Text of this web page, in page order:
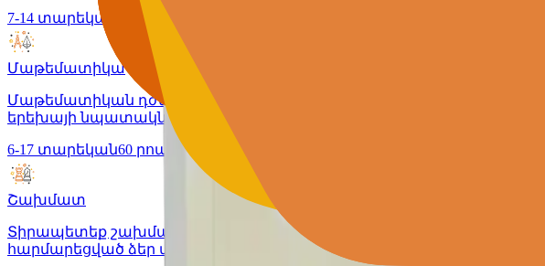
7-14 տարեկան 90 րոպե
Մաթեմատիկա
Մաթեմատիկան դժվար չէ, երբ այն բացատրվում է հենց ձեզ
երեխայի նպատակներին:
6-17 տարեկան60 րոպե
Շախմատ
Տիրապետեք շախմատի արվեստին ձեր անհատական մենթորի հետ:
հարմարեցված ձեր տեմպին: